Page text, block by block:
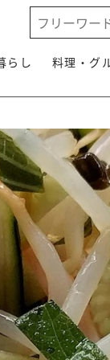
らし 料理・グ